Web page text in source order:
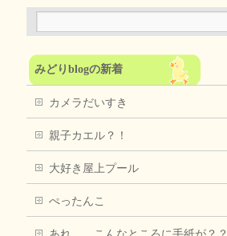
みどりblogの新着
カメラだいすき
親子カエル？！
大好き屋上プール
ぺったんこ